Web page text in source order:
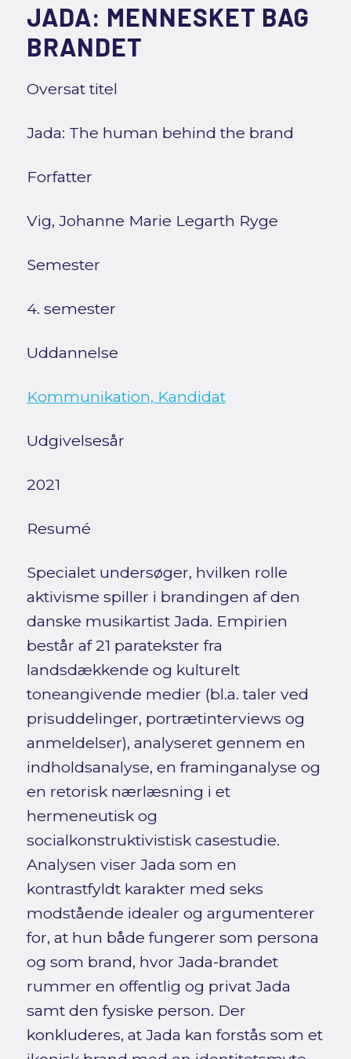
JADA: MENNESKET BAG
BRANDET
Oversat titel
Jada: The human behind the brand
Forfatter
Vig, Johanne Marie Legarth Ryge
Semester
4. semester
Uddannelse
Kommunikation, Kandidat
Udgivelsesår
2021
Resumé
Specialet undersøger, hvilken rolle
aktivisme spiller i brandingen af den
danske musikartist Jada. Empirien
består af 21 paratekster fra
landsdækkende og kulturelt
toneangivende medier (bl.a. taler ved
prisuddelinger, portrætinterviews og
anmeldelser), analyseret gennem en
indholdsanalyse, en framinganalyse og
en retorisk nærlæsning i et
hermeneutisk og
socialkonstruktivistisk casestudie.
Analysen viser Jada som en
kontrastfyldt karakter med seks
modstående idealer og argumenterer
for, at hun både fungerer som persona
og som brand, hvor Jada-brandet
rummer en offentlig og privat Jada
samt den fysiske person. Der
konkluderes, at Jada kan forstås som et